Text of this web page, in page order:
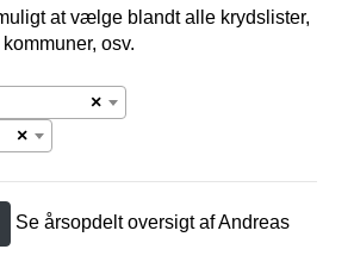
at vælge blandt alle krydslister,
osv.
×
×
Se årsopdelt oversigt afAndreas